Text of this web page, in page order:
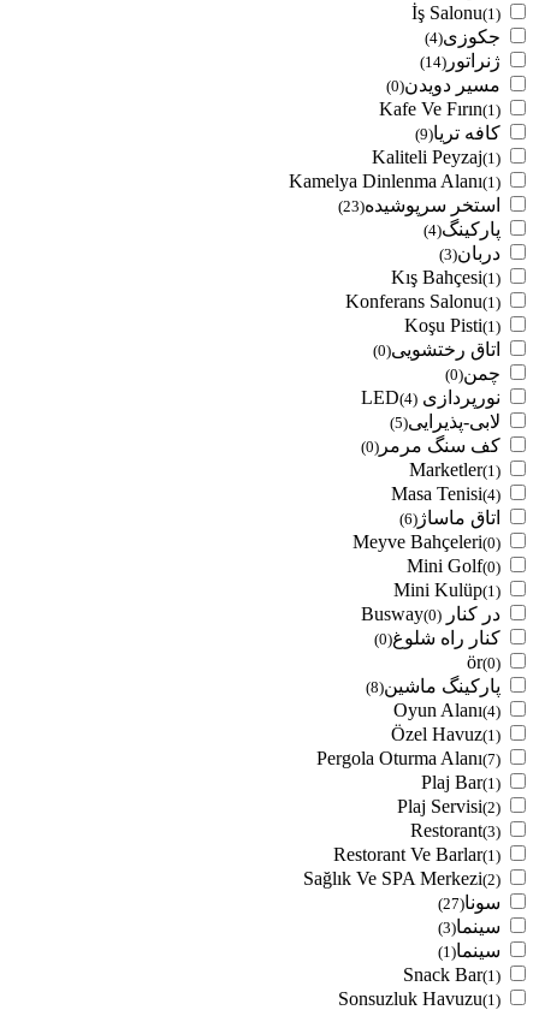
İş Salonu(1)
جکوزی(4)
ژنراتور (14)
مسیر دویدن(0)
Kafe Ve Fırın(1)
کافه تریا(9)
Kaliteli Peyzaj(1)
Kamelya Dinlenma Alanı(1)
استخر سرپوشیده(23)
پارکینگ(4)
دربان(3)
Kış Bahçesi(1)
Konferans Salonu(1)
Koşu Pisti(1)
اتاق رختشویی(0)
چمن(0)
نورپردازی LED (4)
لابی-پذیرایی(5)
کف سنگ مرمر (0)
Marketler(1)
Masa Tenisi(4)
اتاق ماساژ (6)
Meyve Bahçeleri(0)
Mini Golf(0)
Mini Kulüp(1)
در کنار Busway (0)
کنار راه شلوغ(0)
ör(0)
پارکینگ ماشین(8)
Oyun Alanı(4)
Özel Havuz(1)
Pergola Oturma Alanı(7)
Plaj Bar(1)
Plaj Servisi(2)
Restorant(3)
Restorant Ve Barlar(1)
Sağlık Ve SPA Merkezi(2)
سونا(27)
سینما(3)
سینما(1)
Snack Bar(1)
Sonsuzluk Havuzu(1)